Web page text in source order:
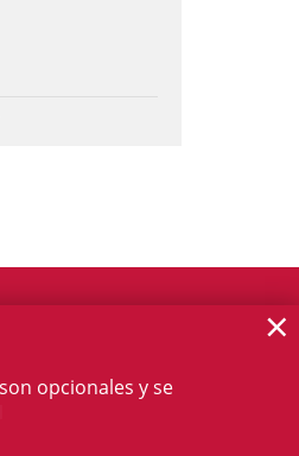
opcionales y se
×